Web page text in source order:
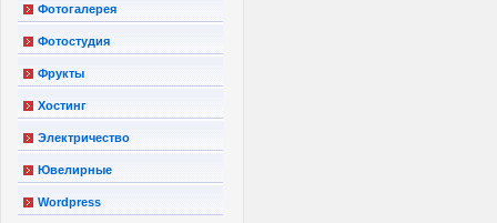
Фотогалерея
Фотостудия
Фрукты
Хостинг
Электричество
Ювелирные
Wordpress